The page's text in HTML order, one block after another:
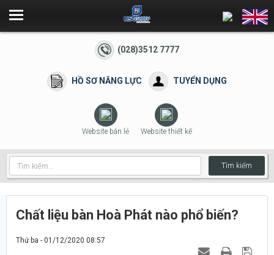
(028)3512 7777
HỒ SƠ NĂNG LỰC TUYỂN DỤNG
Website bán lẻ Website thiết kế
Tìm kiếm
Chất liệu bàn Hoà Phát nào phổ biến?
Thứ ba - 01/12/2020 08:57